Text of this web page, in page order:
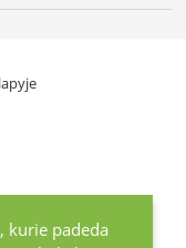
kurie padeda